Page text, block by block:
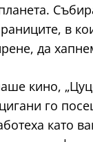
в
да
кино,
го
като